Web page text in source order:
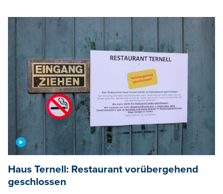
Haus Ternell: Restaurant vorübergehend
geschlossen